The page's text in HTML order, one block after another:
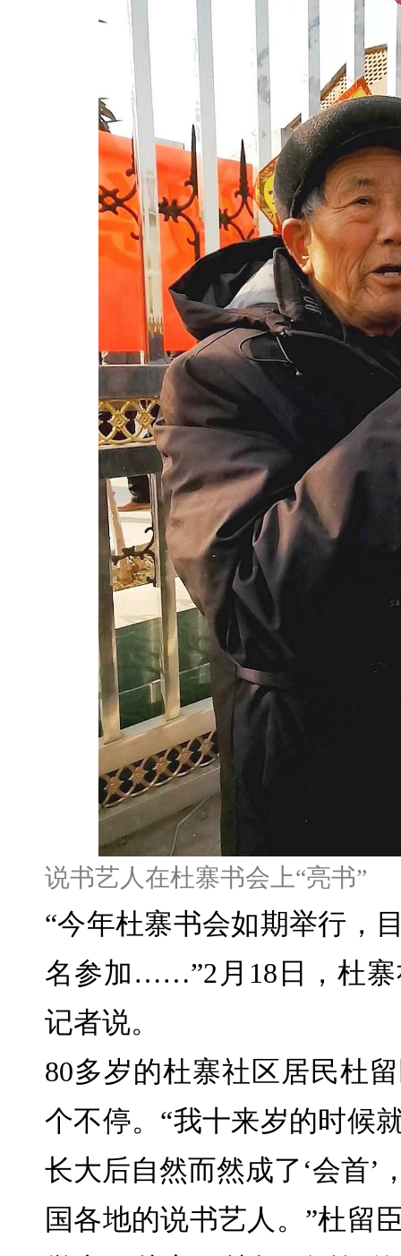
说书艺人在杜寨书会上“亮书”
“今年杜寨书会如期举行，
名参加……”2月18日，杜
记者说。
80多岁的杜寨社区居民杜
个不停。“我十来岁的时候
长大后自然而然成了‘会首’
国各地的说书艺人。”杜留